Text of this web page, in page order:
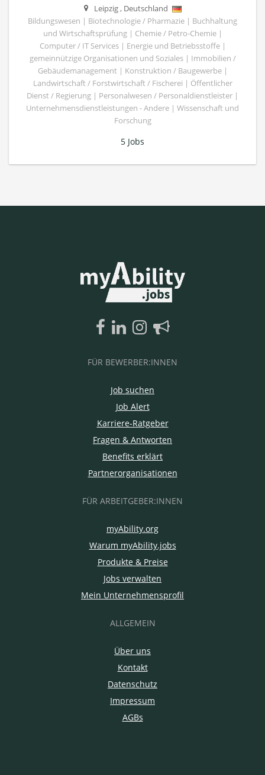
Leipzig, Deutschland
Bildungswesen | Biotechnologie / Pharmazie | Buchhaltung
und Wirtschaftsprüfung | Chemie / Petro-Chemie |
Computer / IT Services | Energie und Betriebsstoffe |
gemeinnützige Organisationen und Soziales | Immobilien /
Gebäudemanagement | Konstruktion / Baugewerbe |
Landwirtschaft / Forstwirtschaft / Fischerei | Öffentlicher
Dienst / Regierung | Personalwesen / Personaldienstleister |
Unternehmensdienstleistungen - Andere | Wissenschaft und
Forschung
5 Jobs
FÜR BEWERBER:INNEN
Job suchen
Job Alert
Karriere-Ratgeber
Fragen & Antworten
Benefits erklärt
Partnerorganisationen
FÜR ARBEITGEBER:INNEN
myAbility.org
Warum myAbility.jobs
Produkte & Preise
Jobs verwalten
Mein Unternehmensprofil
ALLGEMEIN
Über uns
Kontakt
Datenschutz
Impressum
AGBs